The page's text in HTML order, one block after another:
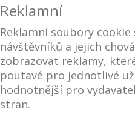
Reklamní
Reklamní soubory
návštěvníků a jejich
zobrazovat reklamy,
poutavé pro jednotlivé
hodnotnější pro
stran.